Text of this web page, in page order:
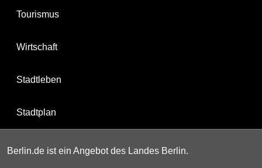
Tourismus
Wirtschaft
Stadtleben
Stadtplan
Berlin.de ist ein Angebot des Landes Berlin.